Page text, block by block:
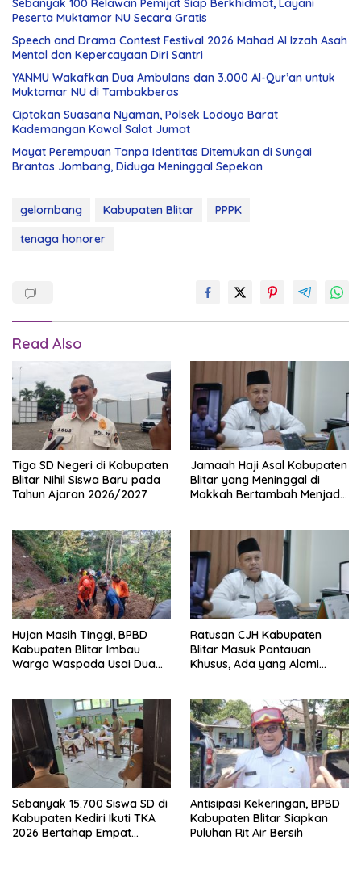
Sebanyak 100 Relawan Pemijat Siap Berkhidmat, Layani
Peserta Muktamar NU Secara Gratis
Speech and Drama Contest Festival 2026 Mahad Al Izzah Asah
Mental dan Kepercayaan Diri Santri
YANMU Wakafkan Dua Ambulans dan 3.000 Al-Qur’an untuk
Muktamar NU di Tambakberas
Ciptakan Suasana Nyaman, Polsek Lodoyo Barat
Kademangan Kawal Salat Jumat
Mayat Perempuan Tanpa Identitas Ditemukan di Sungai
Brantas Jombang, Diduga Meninggal Sepekan
gelombang Kabupaten Blitar
PPPK
tenaga honorer
Read Also
Tiga SD Negeri di Kabupaten
Blitar Nihil Siswa Baru pada
Tahun Ajaran 2026/2027
Jamaah Haji Asal Kabupaten
Blitar yang Meninggal di
Makkah Bertambah Menjadi
Hujan Masih Tinggi, BPBD
Kabupaten Blitar Imbau
Warga Waspada Usai Dua
Ratusan CJH Kabupaten
Blitar Masuk Pantauan
Khusus, Ada yang Alami
Sebanyak 15.700 Siswa SD di
Kabupaten Kediri Ikuti TKA
2026 Bertahap Empat
Antisipasi Kekeringan, BPBD
Kabupaten Blitar Siapkan
Puluhan Rit Air Bersih